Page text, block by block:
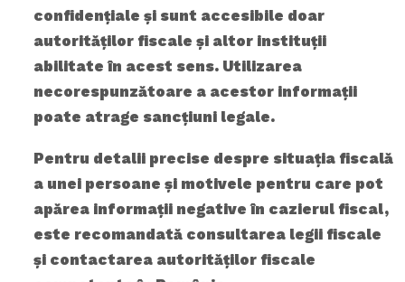
confidențiale și sunt accesibile doar
autorităților fiscale și altor instituții
abilitate în acest sens. Utilizarea
necorespunzătoare a acestor informații
poate atrage sancțiuni legale.
Pentru detalii precise despre situația fiscală
a unei persoane și motivele pentru care pot
apărea informații negative în cazierul fiscal,
este recomandată consultarea legii fiscale
și contactarea autorităților fiscale